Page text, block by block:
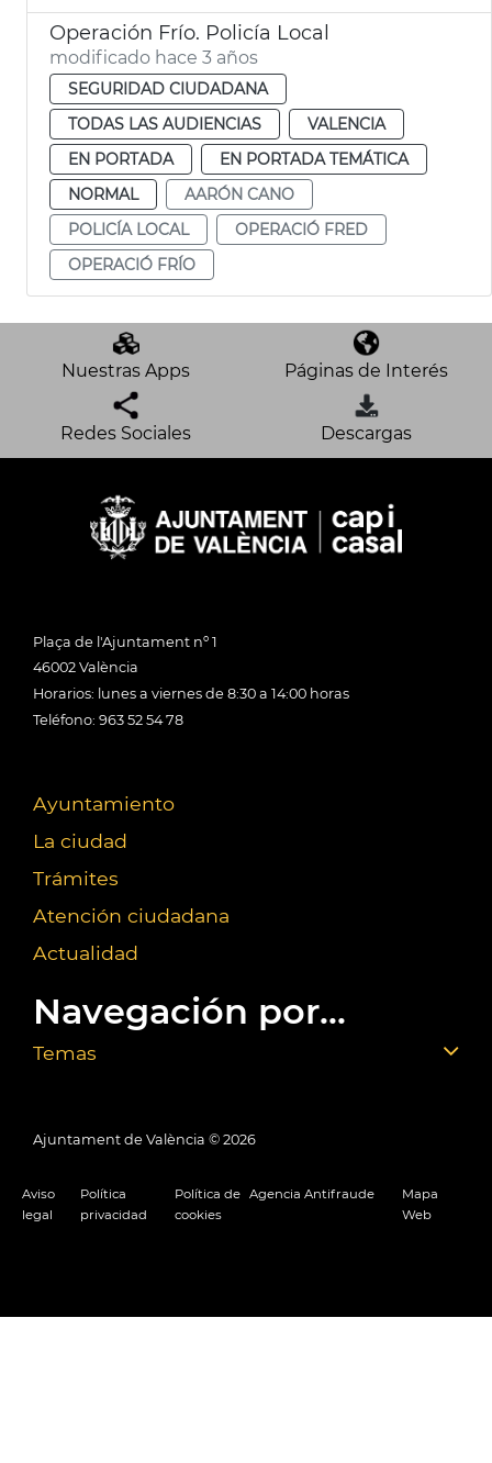
Operación Frío. Policía Local
modificado hace 3 años
SEGURIDAD CIUDADANA
TODAS LAS AUDIENCIAS
VALENCIA
EN PORTADA
EN PORTADA TEMÁTICA
NORMAL
AARÓN CANO
POLICÍA LOCAL
OPERACIÓ FRED
OPERACIÓ FRÍO
Nuestras Apps Páginas de Interés
Redes Sociales Descargas
Plaça de l'Ajuntament nº 1
46002 València
Horarios: lunes a viernes de 8:30 a 14:00 horas
Teléfono: 963 52 54 78
Ayuntamiento
La ciudad
Trámites
Atención ciudadana
Actualidad
Navegación por...
Temas
Ajuntament de València © 2026
Aviso
legal
Política
privacidad
Política de
cookies
Agencia Antifraude
Mapa
Web